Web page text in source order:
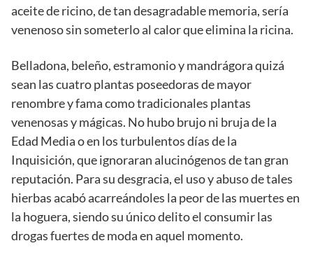
aceite de ricino, de tan desagradable memoria, sería
venenoso sin someterlo al calor que elimina la ricina.
Belladona, beleño, estramonio y mandrágora quizá
sean las cuatro plantas poseedoras de mayor
renombre y fama como tradicionales plantas
venenosas y mágicas. No hubo brujo ni bruja de la
Edad Media o en los turbulentos días de la
Inquisición, que ignoraran alucinógenos de tan gran
reputación. Para su desgracia, el uso y abuso de tales
hierbas acabó acarreándoles la peor de las muertes en
la hoguera, siendo su único delito el consumir las
drogas fuertes de moda en aquel momento.